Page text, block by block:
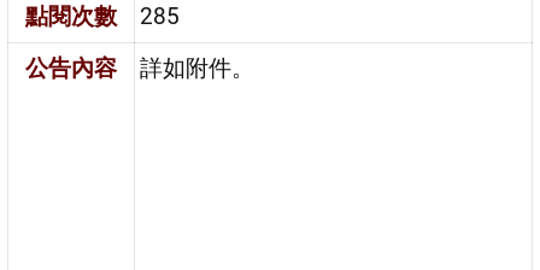
點閱次數
285
公告內容
詳如附件。